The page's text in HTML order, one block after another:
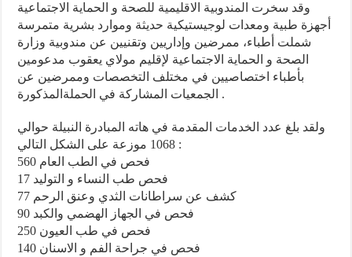
وقد سخرت المندوبية الاقليمية للصحة و الحماية الاجتماعية
أجهزة طبية ومعدات لوجيستيكية حديثة وموارد بشرية متمرسة
شملت أطباء، ممرضين وإداريين وتقنيين عن مندوبية وزارة
الصحة و الحماية الاجتماعية لإقليم مولاي يعقوب مدعومين
بأطباء اختصاصيين في مختلف التخصصات وممرضين عن
الجمعيات المشاركة في الحملةالمذكورة .
ولقد بلغ عدد الخدمات المقدمة في هاته المبادرة النبيلة حوالي
1068 موزعة على الشكل التالي :
560 فحص في الطب العام
17 فحص طب النساء و التوليد
77 كشف عن سراطانات الثدي وعنق الرحم
90 فحص في الجهاز الهضمي والكبد
250 فحص في طب العيون
140 فحص في جراحة الفم و الاسنان